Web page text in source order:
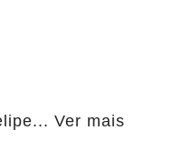
Ver mais